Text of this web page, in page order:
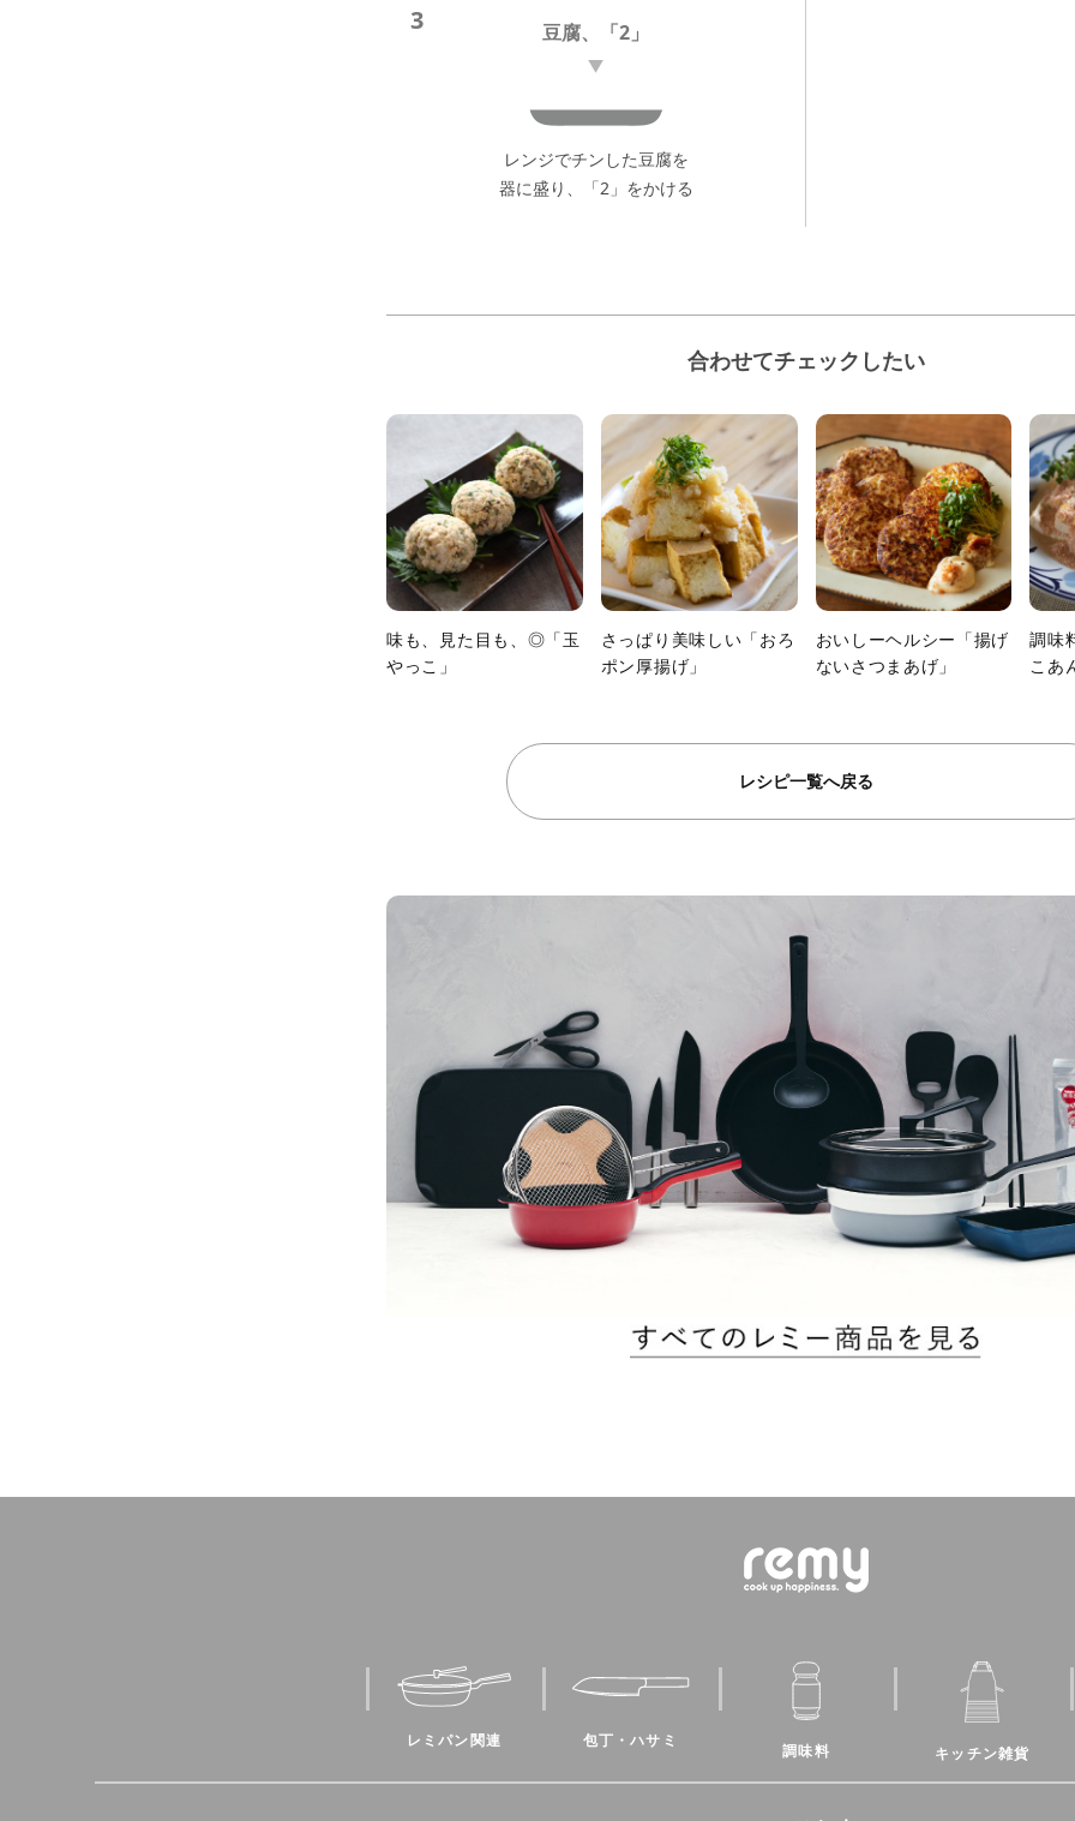
3 豆腐、「2」
レンジでチンした豆腐を
器に盛り、「2」をかける
合わせてチェックしたい
味も、見た目も、◎「玉
やっこ」
さっぱり美味しい「おろ
ポン厚揚げ」
おいしーヘルシー「揚げ
ないさつまあげ」
調味
こあ
レシピ一覧へ戻る
レミパン関連 包丁・ハサミ
調味料 キッチン雑貨